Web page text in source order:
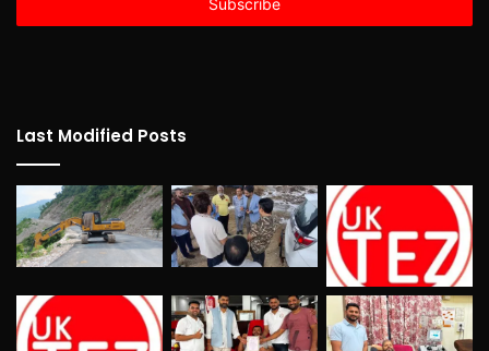
Last Modified Posts